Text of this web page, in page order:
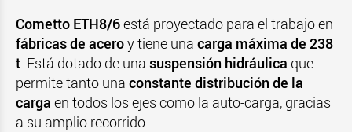
Cometto ETH8/6está proyectado para el trabajo en
fábricas de aceroy tiene una carga máxima de 238
t. Está dotado de una suspensión hidráulica que
permite tanto una constante distribución de la
carga en todos los ejes como la auto-carga, gracias
a su amplio recorrido.